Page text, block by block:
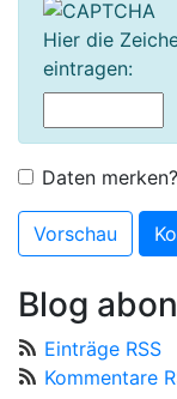
Hier die
eintragen:
Daten merken?
Blog
Einträge RSS
Kommentare